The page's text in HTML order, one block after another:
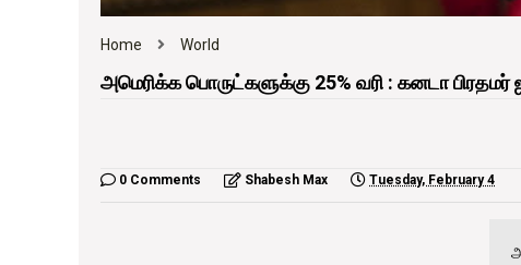
Home World
அமெரிக்க பொருட்களுக்கு 25% வரி : கனடா பிரதமர்
0 Comments Shabesh Max Tuesday, February 4